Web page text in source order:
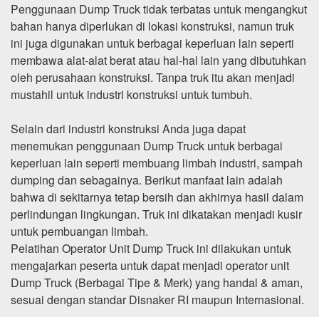
Penggunaan Dump Truck tidak terbatas untuk mengangkut
bahan hanya diperlukan di lokasi konstruksi, namun truk
ini juga digunakan untuk berbagai keperluan lain seperti
membawa alat-alat berat atau hal-hal lain yang dibutuhkan
oleh perusahaan konstruksi. Tanpa truk itu akan menjadi
mustahil untuk industri konstruksi untuk tumbuh.
Selain dari industri konstruksi Anda juga dapat
menemukan penggunaan Dump Truck untuk berbagai
keperluan lain seperti membuang limbah industri, sampah
dumping dan sebagainya. Berikut manfaat lain adalah
bahwa di sekitarnya tetap bersih dan akhirnya hasil dalam
perlindungan lingkungan. Truk ini dikatakan menjadi kusir
untuk pembuangan limbah.
Pelatihan Operator Unit Dump Truck ini dilakukan untuk
mengajarkan peserta untuk dapat menjadi operator unit
Dump Truck (Berbagai Tipe & Merk) yang handal & aman,
sesuai dengan standar Disnaker RI maupun Internasional.